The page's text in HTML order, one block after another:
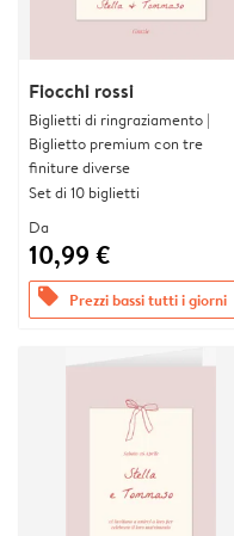
Fiocchi rossi
Biglietti di ringraziamento |
Biglietto premium con tre
finiture diverse
Set di 10 biglietti
Da
10,99 €
offers Prezzi bassi tutti i giorni